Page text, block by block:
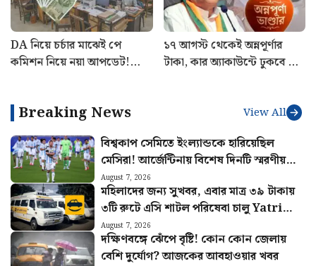
DA নিয়ে চর্চার মাঝেই পে
কমিশন নিয়ে নয়া আপডেট!
১৭ আগস্ট থেকেই অন্নপূর্ণার
টাকা, কার অ্যাকাউন্টে ঢুকবে ৩
Breaking News View All
বিশ্বকাপ সেমিতে ইংল্যান্ডকে হারিয়েছিল
মেসিরা! আর্জেন্টিনায় বিশেষ দিনটি স্মরণীয়
করে রাখতে নেওয়া হলো বড় উদ্যোগ
August 7, 2026
মহিলাদের জন্য সুখবর, এবার মাত্র ৩৯ টাকায়
৩টি রুটে এসি শাটল পরিষেবা চালু Yatri
Sathi-র
August 7, 2026
দক্ষিণবঙ্গে ঝেঁপে বৃষ্টি! কোন কোন জেলায়
বেশি দুর্যোগ? আজকের আবহাওয়ার খবর